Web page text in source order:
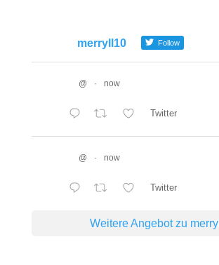
merryll10 Follow
@ · now
Twitter
@ · now
Twitter
Weitere Angebot zu merryll